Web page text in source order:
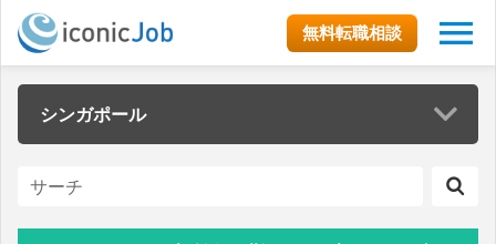
無料転職相談
シンガポール